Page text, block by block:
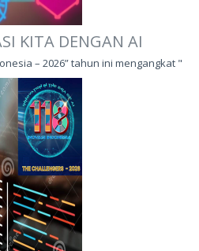
KITA DENGAN AI
– 2026” tahun ini mengangkat "